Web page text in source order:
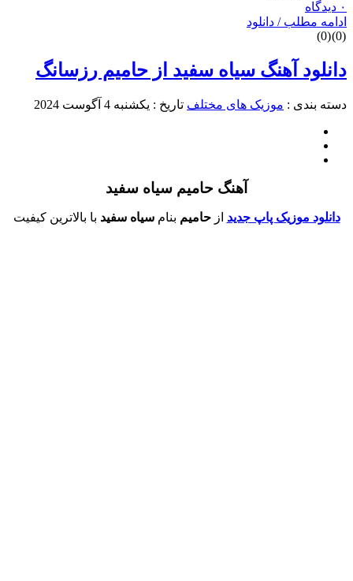
مطلب / دانلود
0
)
(
0
)
آهنگ سیاه سفید از حامیم رزسانگ
بندی : موزیک های مختلف تاریخ : یکشنبه 4 آگوست 2024
آهنگ حامیم سیاه سفید
دانلود موزیک پاپ جدیدازحامیمبنامسیاه سفیدبا بالاترین کیفیت